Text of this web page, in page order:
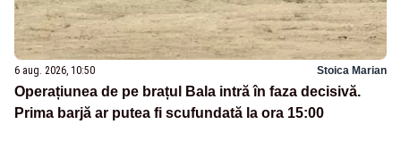
6 aug. 2026, 10:50 Stoica Marian
Operațiunea de pe brațul Bala intră în faza decisivă.
Prima barjă ar putea fi scufundată la ora 15:00